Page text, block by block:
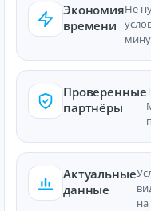
Экономия
времени
Не
Проверенные
партнёры
Актуальные
данные
на